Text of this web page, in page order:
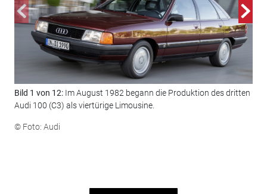
Bild 1 von 12: Im August 1982 begann die Produktion des dritten
Audi 100 (C3) als viertürige Limousine.
© Foto: Audi